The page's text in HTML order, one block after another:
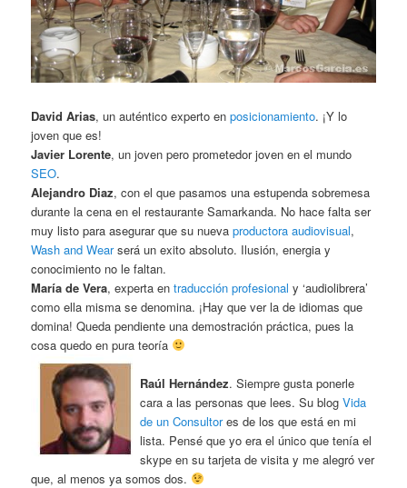
David Arias, un auténtico experto enposicionamiento. ¡Y lo
joven que es!
Javier Lorente, un joven pero prometedor joven en el mundo
SEO.
Alejandro Diaz, con el que pasamos una estupenda sobremesa
durante la cena en el restaurante Samarkanda. No hace falta ser
muy listo para asegurar que su nuevaproductora audiovisual,
Wash and Wearserá un exito absoluto. Ilusión, energia y
conocimiento no le faltan.
María de Vera, experta entraducción profesional y ‘audiolibrera’
como ella misma se denomina. ¡Hay que ver la de idiomas que
domina! Queda pendiente una demostración práctica, pues la
cosa quedo en pura teoría
Raúl Hernández. Siempre gusta ponerle
cara a las personas que lees. Su blogVida
de un Consultores de los que está en mi
lista. Pensé que yo era el único que tenía el
skype en su tarjeta de visita y me alegró ver
que, al menos ya somos dos.